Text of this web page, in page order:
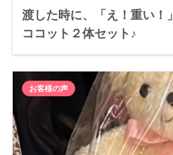
渡した時に、「え！重い！
ココット２体セット♪
お客様の声